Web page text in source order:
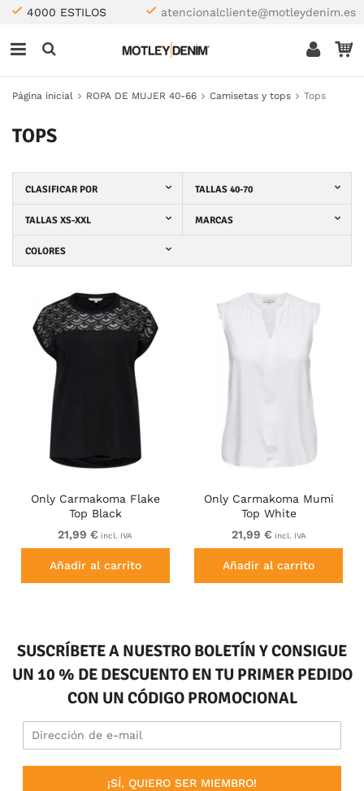
4000 ESTILOS atencionalcliente@motleydenim.es
Página inicial ROPA DE MUJER 40-66 Camisetas y tops Tops
TOPS
CLASIFICAR POR TALLAS 40-70
TALLAS XS-XXL MARCAS
COLORES
Only Carmakoma Flake
Top Black
21,99 € incl. IVA
Añadir al carrito
Only Carmakoma Mumi
Top White
21,99 € incl. IVA
Añadir al carrito
SUSCRÍBETE A NUESTRO BOLETÍN Y CONSIGUE
UN 10 % DE DESCUENTO EN TU PRIMER PEDIDO
CON UN CÓDIGO PROMOCIONAL
¡SÍ, QUIERO SER MIEMBRO!